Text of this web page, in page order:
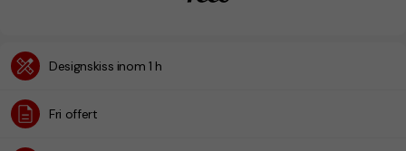
Designskiss inom 1 h
Fri offert